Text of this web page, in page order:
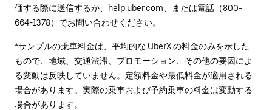
価する際に送信するか、
help.uber.com 、または電話（800-
664-1378）でお問い合わせください。
*サンプルの乗車料金は、平均的な UberX の料金のみを示した
もので、地域、交通渋滞、プロモーション、その他の要因によ
る変動は反映していません。定額料金や最低料金が適用される
場合があります。実際の乗車および予約乗車の料金は変動する
場合があります。